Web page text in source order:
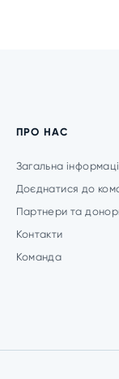
ПРО НАС
Загальна
Доєднатися до
Партнери та
Контакти
Команда